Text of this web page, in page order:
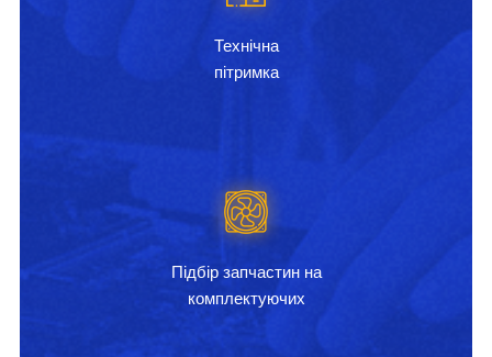
Технічна
пітримка
Підбір запчастин на
комплектуючих